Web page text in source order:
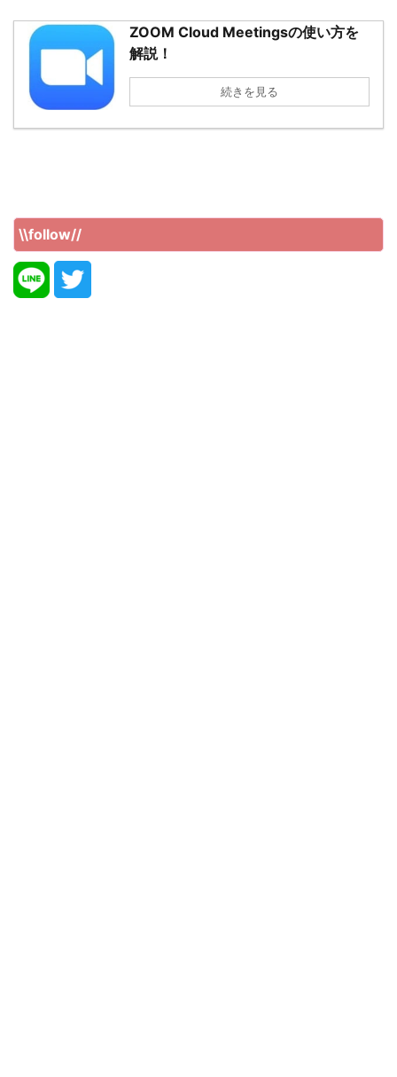
ZOOM Cloud Meetingsの使い方を
解説！
続きを見る
\\follow//